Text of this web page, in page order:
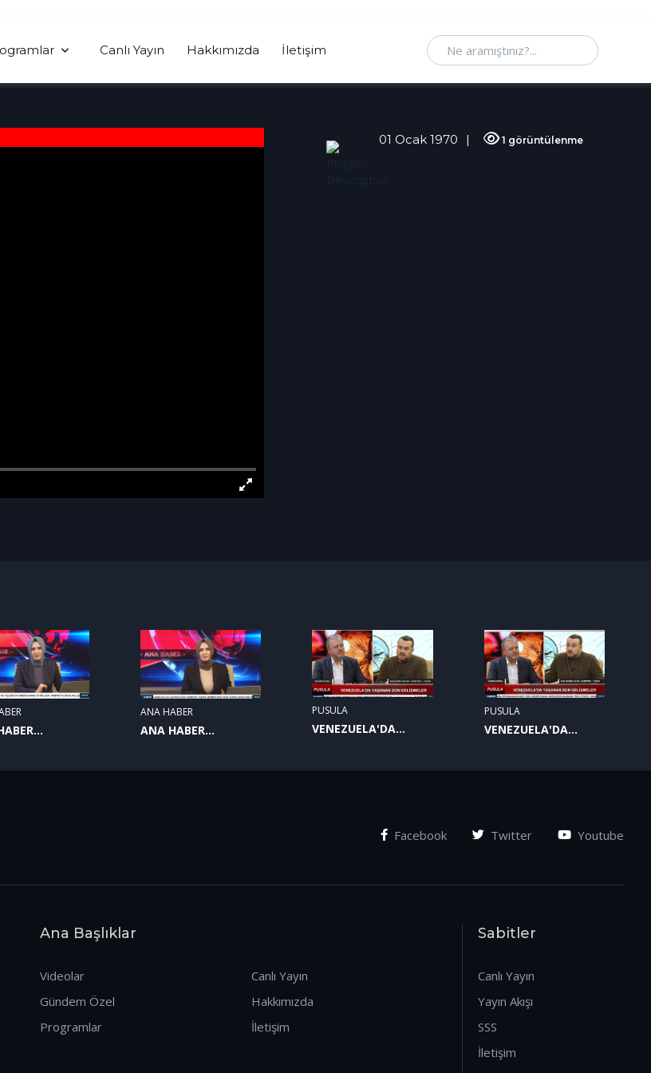
Canlı Yayın Hakkımızda İletişim Ne aramıştınız
01 Ocak 1970 1 görüntülenme
ANA HABER
ANA HABER
PUSULA
VENEZUELA'DA
PUSULA
VENEZUELA'DA
Facebook Twitter Youtube
Ana Başlıklar
Videolar
Gündem Özel
Programlar
Canlı Yayın
Hakkımızda
İletişim
Sabitler
Canlı Yayın
Yayın Akışı
SSS
İletişim